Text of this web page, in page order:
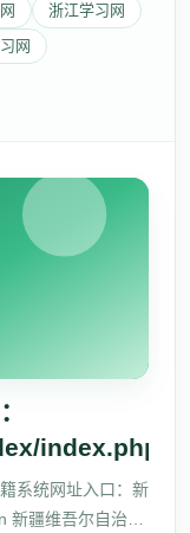
浙江学习网
网
index.php
系统网址入口：新
疆维吾尔自治区